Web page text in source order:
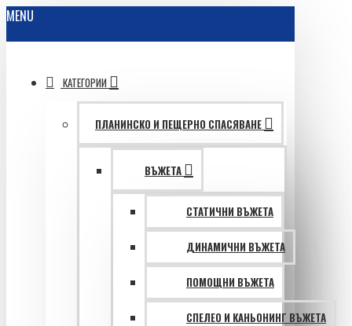
MENU
КАТЕГОРИИ
ПЛАНИНСКО И ПЕЩЕРНО СПАСЯВАНЕ
ВЪЖЕТА
СТАТИЧНИ ВЪЖЕТА
ДИНАМИЧНИ ВЪЖЕТА
ПОМОЩНИ ВЪЖЕТА
СПЕЛЕО И КАНЬОНИНГ ВЪЖЕТА